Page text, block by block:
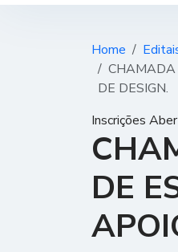
Home
CHAMADA
DE DESIGN.
Inscrições
DE